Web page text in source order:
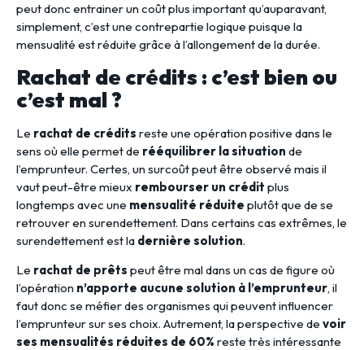
peut donc entrainer un coût plus important qu’auparavant,
simplement, c’est une contrepartie logique puisque la
mensualité est réduite grâce à l’allongement de la durée.
Rachat de crédits : c’est bien ou
c’est mal ?
Le rachat de crédits reste une opération positive dans le
sens où elle permet de rééquilibrer la situation de
l’emprunteur. Certes, un surcoût peut être observé mais il
vaut peut-être mieux rembourser un crédit plus
longtemps avec une mensualité réduite plutôt que de se
retrouver en surendettement. Dans certains cas extrêmes, le
surendettement est la dernière solution.
Le rachat de prêts peut être mal dans un cas de figure où
l’opération n’apporte aucune solution à l’emprunteur, il
faut donc se méfier des organismes qui peuvent influencer
l’emprunteur sur ses choix. Autrement, la perspective de voir
ses mensualités réduites de 60% reste très intéressante